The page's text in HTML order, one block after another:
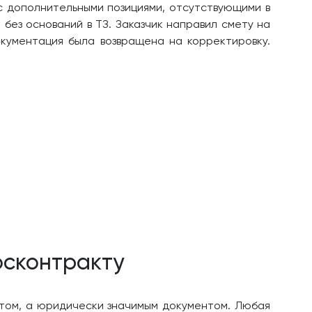
позициями, отсутствующими в
оснований в ТЗ. Заказчик направил смету на
была возвращена на корректировку.
а юридически значимым документом. Любая